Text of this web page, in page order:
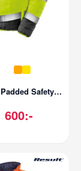
Men`s Soft Padded Safety Jacket
600:-